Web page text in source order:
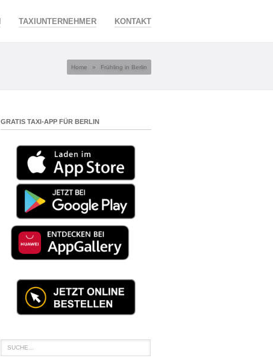
TAXIUNTERNEHMER KONTAKT
Home » Frühling in Berlin
GRATIS TAXI-APP FÜR BERLIN